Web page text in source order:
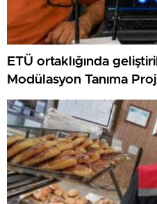
ETÜ ortaklığında
Modülasyon Tanıma
aldı..